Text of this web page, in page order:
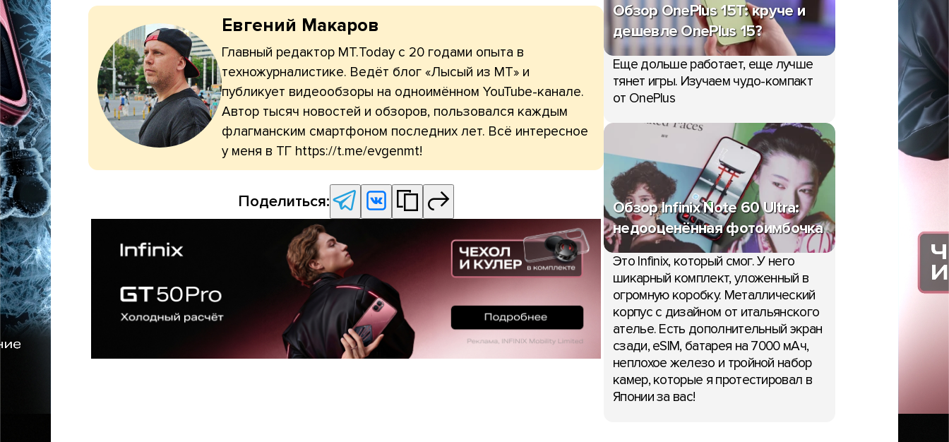
Евгений Макаров
Главный редактор МТ.Today с 20 годами опыта в
техножурналистике. Ведёт блог «Лысый из МТ» и
публикует видеообзоры на одноимённом YouTube-канале.
Автор тысяч новостей и обзоров, пользовался каждым
флагманским смартфоном последних лет. Всё интересное
у меня в ТГ https://t.me/evgenmt!
Поделиться:
Обзор OnePlus 15T: круче и
дешевле OnePlus 15?
Еще дольше работает, еще лучше
тянет игры. Изучаем чудо-компакт
от OnePlus
Обзор Infinix Note 60 Ultra:
недооценённая фотоимбочка
Это Infinix, который смог. У него
шикарный комплект, уложенный в
огромную коробку. Металлический
корпус с дизайном от итальянского
ателье. Есть дополнительный экран
сзади, eSIM, батарея на 7000 мАч,
неплохое железо и тройной набор
камер, которые я протестировал в
Японии за вас!